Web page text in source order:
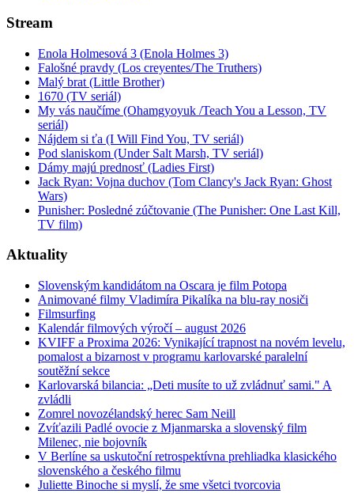
Stream
Enola Holmesová 3 (Enola Holmes 3)
Falošné pravdy (Los creyentes/The Truthers)
Malý brat (Little Brother)
1670 (TV seriál)
My vás naučíme (Ohamgyoyuk /Teach You a Lesson, TV
seriál)
Nájdem si ťa (I Will Find You, TV seriál)
Pod slaniskom (Under Salt Marsh, TV seriál)
Dámy majú prednosť (Ladies First)
Jack Ryan: Vojna duchov (Tom Clancy's Jack Ryan: Ghost
Wars)
Punisher: Posledné zúčtovanie (The Punisher: One Last Kill,
TV film)
Aktuality
Slovenským kandidátom na Oscara je film Potopa
Animované filmy Vladimíra Pikalíka na blu-ray nosiči
Filmsurfing
Kalendár filmových výročí – august 2026
KVIFF a Proxima 2026: Vynikající trapnost na novém levelu,
pomalost a bizarnost v programu karlovarské paralelní
soutěžní sekce
Karlovarská bilancia: „Deti musíte to už zvládnuť sami." A
zvládli
Zomrel novozélandský herec Sam Neill
Zvíťazili Padlé ovocie z Mjanmarska a slovenský film
Milenec, nie bojovník
V Berlíne sa uskutoční retrospektívna prehliadka klasického
slovenského a českého filmu
Juliette Binoche si myslí, že sme všetci tvorcovia